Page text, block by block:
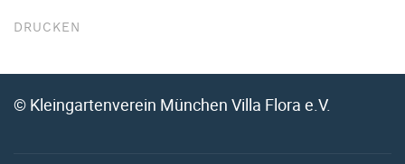
DRUCKEN
© Kleingartenverein München Villa Flora e.V.